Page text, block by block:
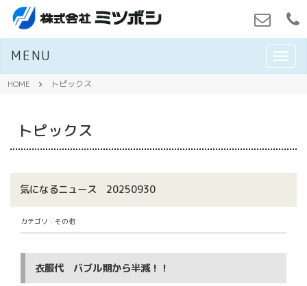
M
E
MENU
HOME トピックス
トピックス
気になるニュース 20250930
カテゴリ：その他
衣服代 バブル期から半減！！